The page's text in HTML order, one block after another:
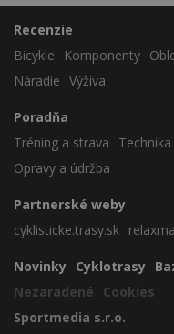
Recenzie
Bicykle
Komponenty
Náradie Výživa
Poradňa
Tréning a strava
Opravy a údržba
Partnerské weby
cyklisticke.trasy.sk
Novinky Cyklotrasy
Nezaradené
Cookies
Sportmedia s.r.o.